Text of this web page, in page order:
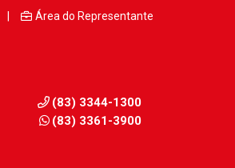
| Área do Representante
(83) 3344-1300
(83) 3361-3900